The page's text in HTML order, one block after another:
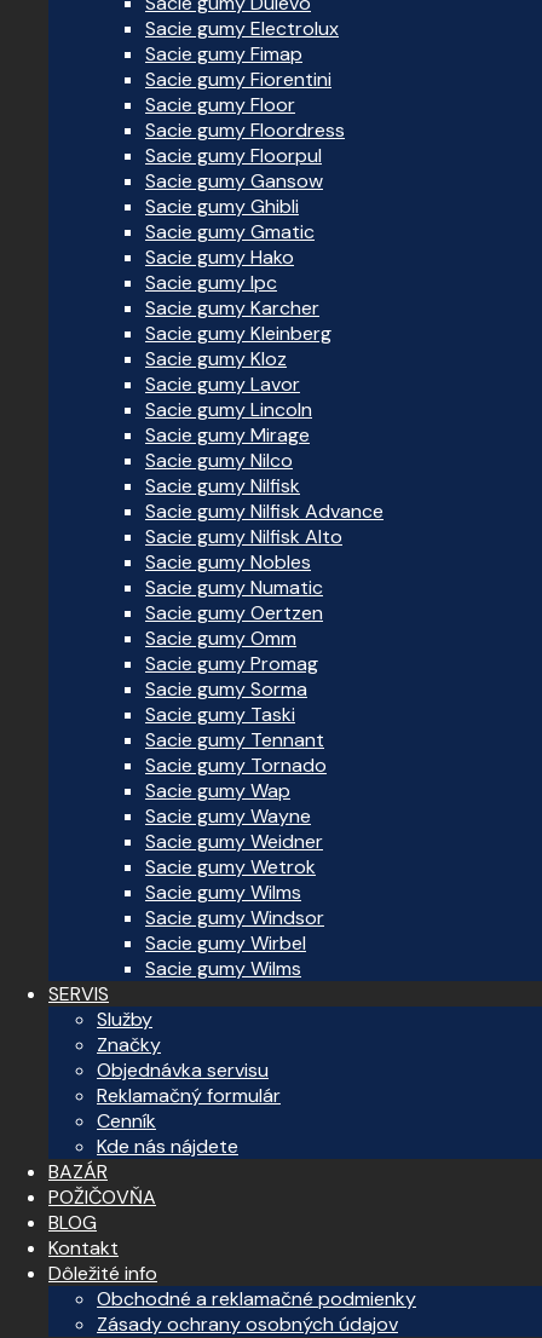
Sacie gumy Electrolux
Sacie gumy Fimap
Sacie gumy Fiorentini
Sacie gumy Floor
Sacie gumy Floordress
Sacie gumy Floorpul
Sacie gumy Gansow
Sacie gumy Ghibli
Sacie gumy Gmatic
Sacie gumy Hako
Sacie gumy Ipc
Sacie gumy Karcher
Sacie gumy Kleinberg
Sacie gumy Kloz
Sacie gumy Lavor
Sacie gumy Lincoln
Sacie gumy Mirage
Sacie gumy Nilco
Sacie gumy Nilfisk
Sacie gumy Nilfisk Advance
Sacie gumy Nilfisk Alto
Sacie gumy Nobles
Sacie gumy Numatic
Sacie gumy Oertzen
Sacie gumy Omm
Sacie gumy Promag
Sacie gumy Sorma
Sacie gumy Taski
Sacie gumy Tennant
Sacie gumy Tornado
Sacie gumy Wap
Sacie gumy Wayne
Sacie gumy Weidner
Sacie gumy Wetrok
Sacie gumy Wilms
Sacie gumy Windsor
Sacie gumy Wirbel
Sacie gumy Wilms
SERVIS
Služby
Značky
Objednávka servisu
Reklamačný formulár
Cenník
Kde nás nájdete
BAZÁR
POŽIČOVŇA
BLOG
Kontakt
Dôležité info
Obchodné a reklamačné podmienky
Zásady ochrany osobných údajov